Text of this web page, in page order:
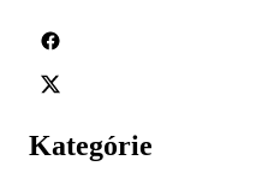
Kategórie